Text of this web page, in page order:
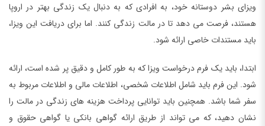
ویزای بشر دوستانه خود، به افرادی که به دنبال یک زندگی بهتر در اروپا
هستند، فرصت می دهد تا در مالت زندگی کنند. اما برای دریافت این ویزا،
باید مستندات خاصی ارائه شود.
ابتدا، باید یک فرم درخواست ویزا که به طور کامل و دقیق پر شده است، ارائه
شود. این فرم باید شامل اطلاعات شخصی، اطلاعات مالی و اطلاعات مربوط به
سفر شما باشد. همچنین باید توانایی پرداخت هزینه های زندگی در مالت را
نشان دهید، که می تواند از طریق ارائه گواهی بانکی یا گواهی حقوق و